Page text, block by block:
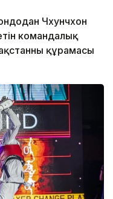
Чхунчхон
командалық
құрамасы